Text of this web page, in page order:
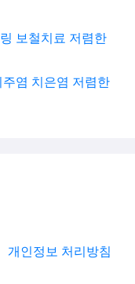
보철치료 저렴한
염 치은염 저렴한
개인정보 처리방침